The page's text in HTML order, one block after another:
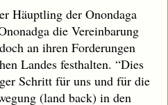
Häuptling der Onondaga
die Vereinbarung
an ihren Forderungen
Landes festhalten. “Dies
Schritt für uns und für die
(land back) in den